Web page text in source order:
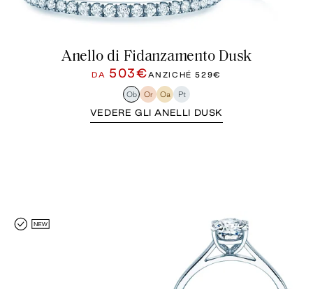
Anello di Fidanzamento Dusk
DA 503€ANZICHÉ529€
Ob Or Oa Pt
VEDERE GLI ANELLI DUSK